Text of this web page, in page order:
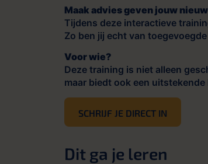
Maak advies geven jouw
Tijdens deze interactieve
Zo ben jij echt van
Voor wie?
Deze training is niet alleen
maar biedt ook een
SCHRIJF JE DIRECT IN
Dit ga je leren